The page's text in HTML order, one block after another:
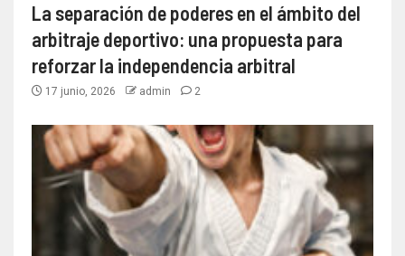
La separación de poderes en el ámbito del
arbitraje deportivo: una propuesta para
reforzar la independencia arbitral
17 junio, 2026 admin 2